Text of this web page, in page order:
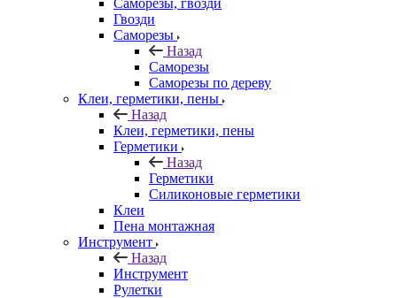
Саморезы, гвозди
Гвозди
Саморезы
Назад
Саморезы
Саморезы по дереву
Клеи, герметики, пены
Назад
Клеи, герметики, пены
Герметики
Назад
Герметики
Силиконовые герметики
Клеи
Пена монтажная
Инструмент
Назад
Инструмент
Рулетки